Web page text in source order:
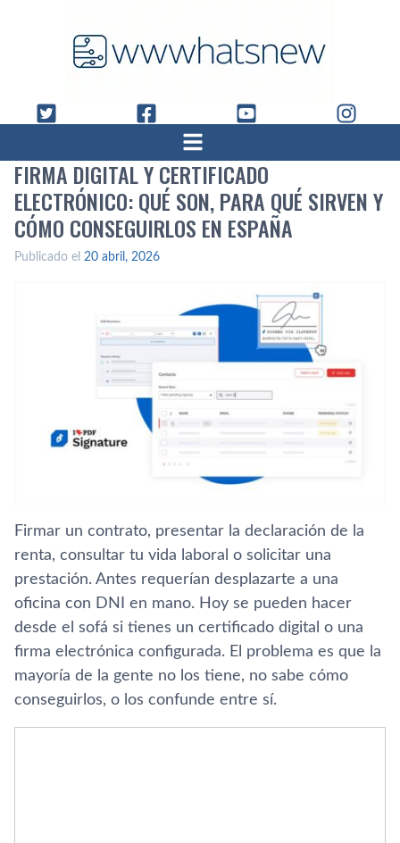
FIRMA DIGITAL Y CERTIFICADO
ELECTRÓNICO: QUÉ SON, PARA QUÉ SIRVEN Y
CÓMO CONSEGUIRLOS EN ESPAÑA
Publicado el 20 abril, 2026
Firmar un contrato, presentar la declaración de la
renta, consultar tu vida laboral o solicitar una
prestación. Antes requerían desplazarte a una
oficina con DNI en mano. Hoy se pueden hacer
desde el sofá si tienes un certificado digital o una
firma electrónica configurada. El problema es que la
mayoría de la gente no los tiene, no sabe cómo
conseguirlos, o los confunde entre sí.